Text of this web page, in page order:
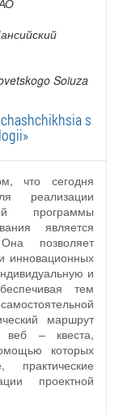
Soiuza
s
что сегодня
реализации
программы
является
позволяет
инновационных
и
тем
маршрут
веб – квеста,
которых
проектной